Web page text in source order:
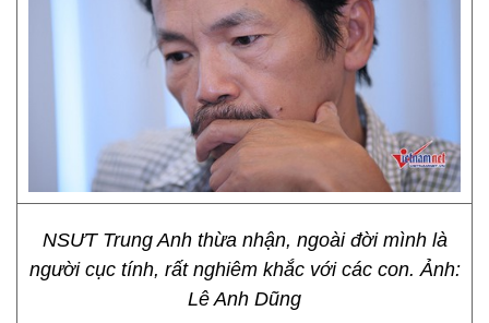
NSƯT Trung Anh thừa nhận, ngoài đời mình là
người cục tính, rất nghiêm khắc với các con. Ảnh:
Lê Anh Dũng